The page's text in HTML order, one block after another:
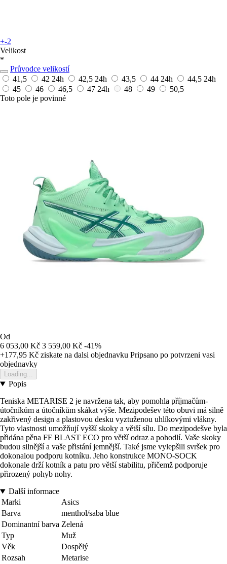
+-2
Velikost
*
Průvodce velikostí
41,5
42 24h 42,5 24h 43,5 44 24h 44,5 24h
45
46 46,5 47 24h 48 49
50,5
Toto pole je povinné
Od
6 053,00 Kč 3 559,00 Kč -41%
+177,95 Kč ziskate na dalsi objednavku Pripsano po potvrzeni vasi
objednavky
Loading...
Popis
Teniska METARISE 2 je navržena tak, aby pomohla příjmačům-
útočníkům a útočníkům skákat výše. Mezipodešev této obuvi má silně
zakřivený design a plastovou desku vyztuženou uhlíkovými vlákny.
Tyto vlastnosti umožňují vyšší skoky a větší sílu. Do mezipodešve byla
přidána pěna FF BLAST ECO pro větší odraz a pohodlí. Vaše skoky
budou silnější a vaše přistání jemnější. Také jsme vylepšili svršek pro
dokonalou podporu kotníku. Jeho konstrukce MONO-SOCK
dokonale drží kotník a patu pro větší stabilitu, přičemž podporuje
přirozený pohyb nohy.
Další informace
Marki
Asics
Barva
menthol/saba blue
Dominantní barva Zelená
Typ
Muž
Věk
Dospělý
Rozsah
Metarise